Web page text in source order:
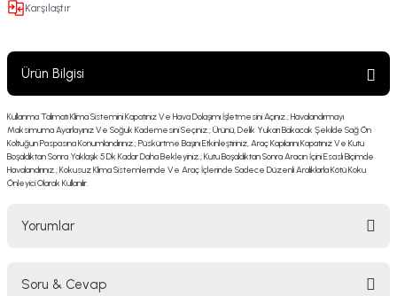
Karşılaştır
Ürün Bilgisi
Kullanma Talimatı Klima Sistemini Kapatınız Ve Hava Dolaşımı İşletmesini Açınız.; Havalandırmayı
Maksimuma Ayarlayınız Ve Soğuk Kademesini Seçiniz.; Ürünü, Delik Yukarı Bakacak Şekilde Sağ Ön
Koltuğun Paspasına Konumlandırınız.; Püskürtme Başını Etkinleştiriniz, Araç Kapılarını Kapatınız Ve Kutu
Boşaldıktan Sonra Yaklaşık 5 Dk Kadar Daha Bekleyiniz.; Kutu Boşaldıktan Sonra Aracın İçini Esaslı Biçimde
Havalandırınız.; Kokusuz Klima Sistemlerinde Ve Araç İçlerinde Sadece Düzenli Aralıklarla Kötü Koku
Önleyici Olarak Kullanılır.
Yorumlar
Soru & Cevap